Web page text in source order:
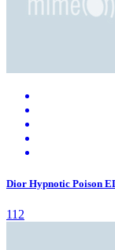
Dior Hypnotic Poison
112